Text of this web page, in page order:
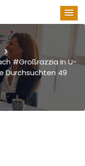
#Großrazzia In U-
Durchsuchten 49